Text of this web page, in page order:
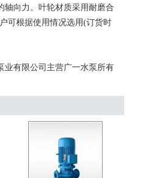
轴向力。叶轮材质采用耐磨合
可根据使用情况选用(订货时
业有限公司主营广一水泵所有